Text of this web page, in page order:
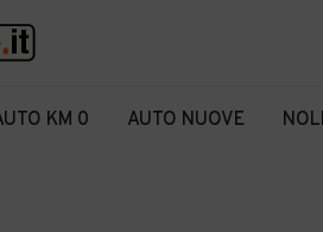
KM 0 AUTO NUOVE